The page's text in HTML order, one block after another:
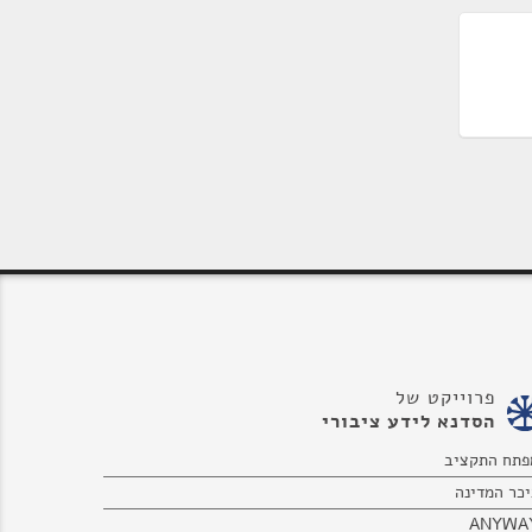
פרוייקט של
הסדנא לידע ציבורי
התקציב
המדינה